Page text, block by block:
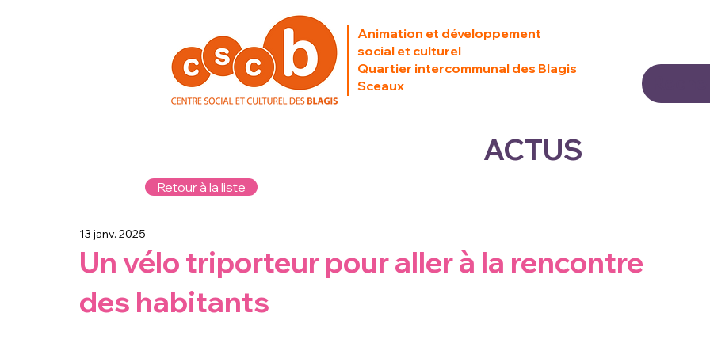
Animation et développement
social et culturel
Quartier intercommunal des Blagis
Sceaux
ACTUS
Retour à la liste
Un vélo triporteur pour aller à la rencontre
des habitants
13 janv. 2025